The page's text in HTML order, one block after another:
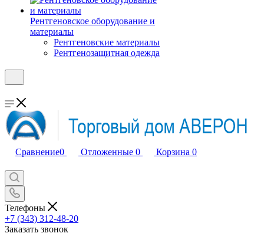
Рентгеновское оборудование и
материалы
Рентгеновские материалы
Рентгенозащитная одежда
Сравнение0 Отложенные 0 Корзина 0
Телефоны
+7 (343) 312-48-20
Заказать звонок